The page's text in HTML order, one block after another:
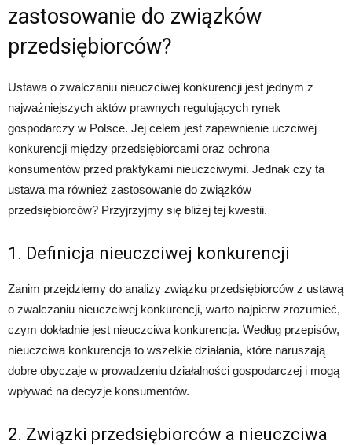
zastosowanie do związków
przedsiębiorców?
Ustawa o zwalczaniu nieuczciwej konkurencji jest jednym z
najważniejszych aktów prawnych regulujących rynek
gospodarczy w Polsce. Jej celem jest zapewnienie uczciwej
konkurencji między przedsiębiorcami oraz ochrona
konsumentów przed praktykami nieuczciwymi. Jednak czy ta
ustawa ma również zastosowanie do związków
przedsiębiorców? Przyjrzyjmy się bliżej tej kwestii.
1. Definicja nieuczciwej konkurencji
Zanim przejdziemy do analizy związku przedsiębiorców z ustawą
o zwalczaniu nieuczciwej konkurencji, warto najpierw zrozumieć,
czym dokładnie jest nieuczciwa konkurencja. Według przepisów,
nieuczciwa konkurencja to wszelkie działania, które naruszają
dobre obyczaje w prowadzeniu działalności gospodarczej i mogą
wpływać na decyzje konsumentów.
2. Związki przedsiębiorców a nieuczciwa